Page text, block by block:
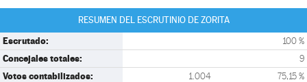
RESUMEN DEL ESCRUTINIO DE ZORITA
Escrutado: 100 %
Concejales totales: 9
Votos contabilizados: 1.004 75,15 %